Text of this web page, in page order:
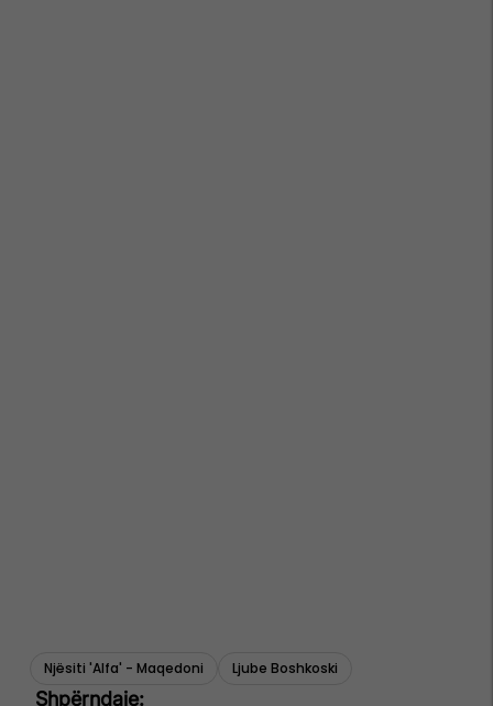
Njësiti 'alfa' - Maqedoni Ljube Boshkoski